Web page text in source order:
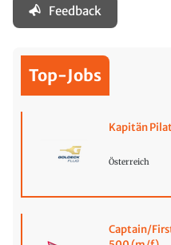
Feedback
Top-Jobs
Kapitän
Österreich
Captain/